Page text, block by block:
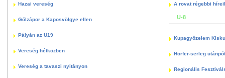
Hazai vereség
Gólzápor a Kaposvölgye ellen
Pályán az U19
Vereség hétközben
Vereség a tavaszi nyitányon
A rovat régebbi
U-8
Kupagyőzelem
Horfer-serleg
Regionális